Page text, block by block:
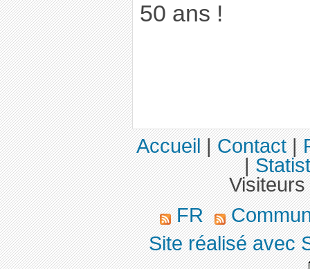
50 ans !
Accueil|Contact|
|
FR
Site réalisé avec